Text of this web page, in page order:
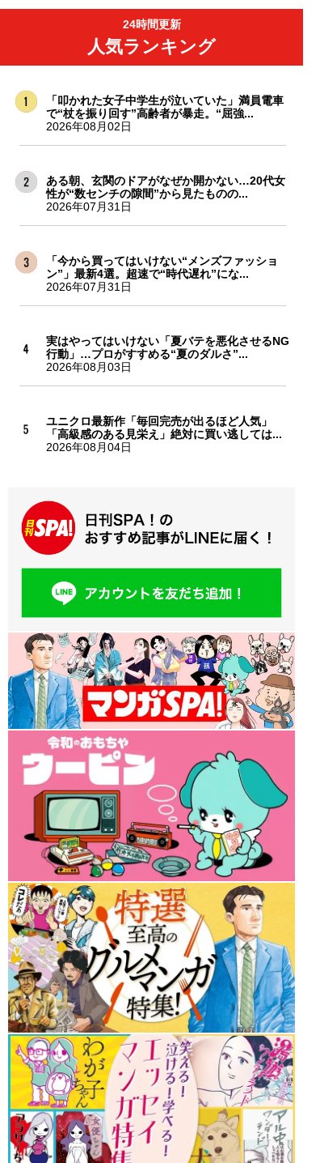
24時間更新
人気ランキング
「叩かれた女子中学生が泣いていた」満員電車
で“杖を振り回す”高齢者が暴走。“屈強...
2026年08月02日
ある朝、玄関のドアがなぜか開かない…20代女
性が“数センチの隙間”から見たものの...
2026年07月31日
「今から買ってはいけない“メンズファッショ
ン”」最新4選。超速で“時代遅れ”にな...
2026年07月31日
実はやってはいけない「夏バテを悪化させるNG
行動」…プロがすすめる“夏のダルさ”...
2026年08月03日
ユニクロ最新作「毎回完売が出るほど人気」
「高級感のある見栄え」絶対に買い逃しては...
2026年08月04日